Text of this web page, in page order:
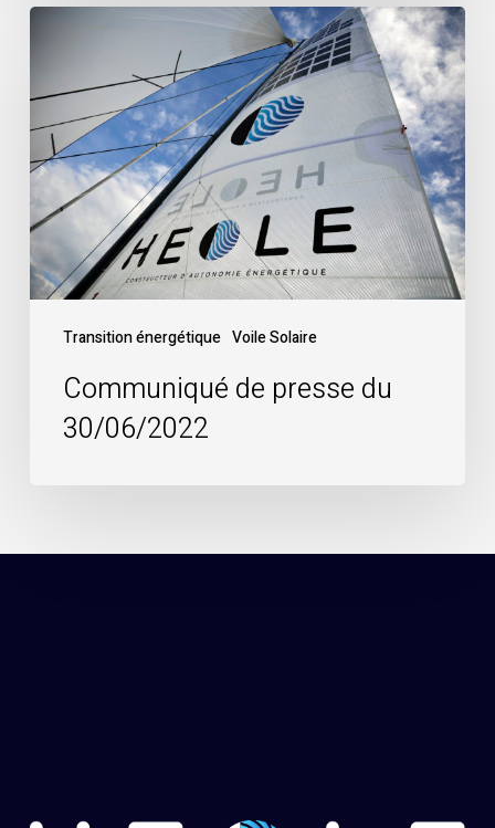
Transition énergétique Voile Solaire
presse
30/06/2022
Communiqué de presse du
30/06/2022